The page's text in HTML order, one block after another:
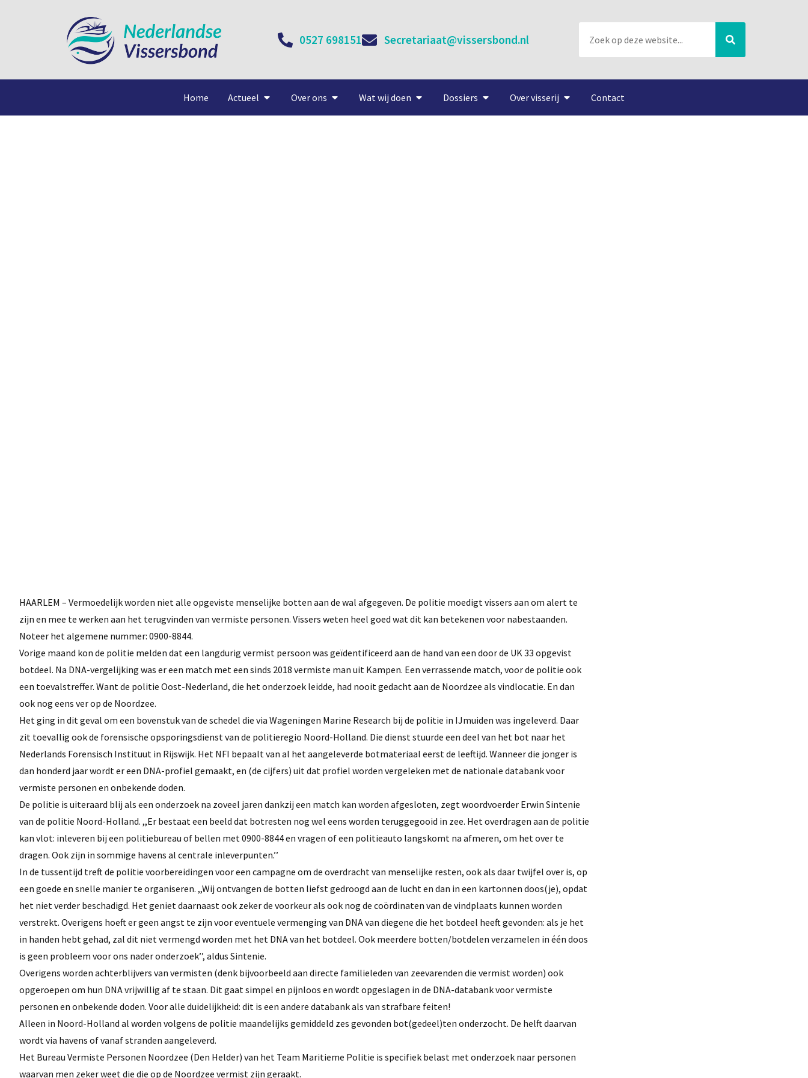
0527 698151 Secretariaat@vissersbond.nl
Home Actueel Over ons Wat wij doen Dossiers Over visserij Contact
HAARLEM – Vermoedelijk worden niet alle opgeviste menselijke botten aan de wal afgegeven. De politie moedigt vissers aan om alert te
zijn en mee te werken aan het terugvinden van vermiste personen. Vissers weten heel goed wat dit kan betekenen voor nabestaanden.
Noteer het algemene nummer: 0900-8844.
Vorige maand kon de politie melden dat een langdurig vermist persoon was geïdentificeerd aan de hand van een door de UK 33 opgevist
botdeel. Na DNA-vergelijking was er een match met een sinds 2018 vermiste man uit Kampen. Een verrassende match, voor de politie ook
een toevalstreffer. Want de politie Oost-Nederland, die het onderzoek leidde, had nooit gedacht aan de Noordzee als vindlocatie. En dan
ook nog eens ver op de Noordzee.
Het ging in dit geval om een bovenstuk van de schedel die via Wageningen Marine Research bij de politie in IJmuiden was ingeleverd. Daar
zit toevallig ook de forensische opsporingsdienst van de politieregio Noord-Holland. Die dienst stuurde een deel van het bot naar het
Nederlands Forensisch Instituut in Rijswijk. Het NFI bepaalt van al het aangeleverde botmateriaal eerst de leeftijd. Wanneer die jonger is
dan honderd jaar wordt er een DNA-profiel gemaakt, en (de cijfers) uit dat profiel worden vergeleken met de nationale databank voor
vermiste personen en onbekende doden.
De politie is uiteraard blij als een onderzoek na zoveel jaren dankzij een match kan worden afgesloten, zegt woordvoerder Erwin Sintenie
van de politie Noord-Holland. ,,Er bestaat een beeld dat botresten nog wel eens worden teruggegooid in zee. Het overdragen aan de politie
kan vlot: inleveren bij een politiebureau of bellen met 0900-8844 en vragen of een politieauto langskomt na afmeren, om het over te
dragen. Ook zijn in sommige havens al centrale inleverpunten.’’
In de tussentijd treft de politie voorbereidingen voor een campagne om de overdracht van menselijke resten, ook als daar twijfel over is, op
een goede en snelle manier te organiseren. ,,Wij ontvangen de botten liefst gedroogd aan de lucht en dan in een kartonnen doos(je), opdat
het niet verder beschadigd. Het geniet daarnaast ook zeker de voorkeur als ook nog de coördinaten van de vindplaats kunnen worden
verstrekt. Overigens hoeft er geen angst te zijn voor eventuele vermenging van DNA van diegene die het botdeel heeft gevonden: als je het
in handen hebt gehad, zal dit niet vermengd worden met het DNA van het botdeel. Ook meerdere botten/botdelen verzamelen in één doos
is geen probleem voor ons nader onderzoek’’, aldus Sintenie.
Overigens worden achterblijvers van vermisten (denk bijvoorbeeld aan directe familieleden van zeevarenden die vermist worden) ook
opgeroepen om hun DNA vrijwillig af te staan. Dit gaat simpel en pijnloos en wordt opgeslagen in de DNA-databank voor vermiste
personen en onbekende doden. Voor alle duidelijkheid: dit is een andere databank als van strafbare feiten!
Alleen in Noord-Holland al worden volgens de politie maandelijks gemiddeld zes gevonden bot(gedeel)ten onderzocht. De helft daarvan
wordt via havens of vanaf stranden aangeleverd.
Het Bureau Vermiste Personen Noordzee (Den Helder) van het Team Maritieme Politie is specifiek belast met onderzoek naar personen
waarvan men zeker weet die die op de Noordzee vermist zijn geraakt.